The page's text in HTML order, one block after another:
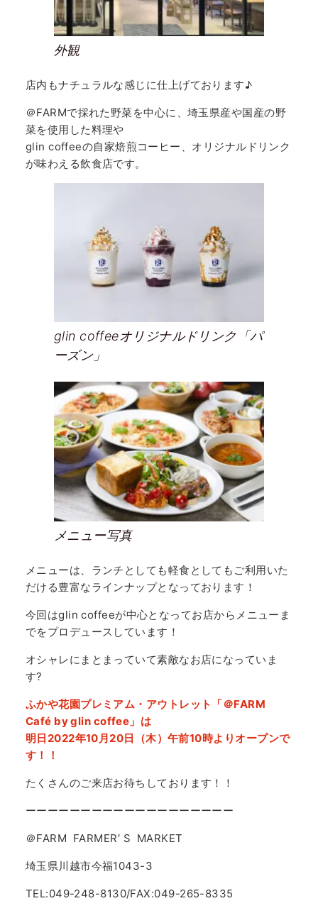
外観
店内もナチュラルな感じに仕上げております♪
＠FARMで採れた野菜を中心に、埼玉県産や国産の野
菜を使用した料理や
glin coffeeの自家焙煎コーヒー、オリジナルドリンク
が味わえる飲食店です。
glin coffeeオリジナルドリンク「パ
ーズン」
メニュー写真
メニューは、ランチとしても軽食としてもご利用いた
だける豊富なラインナップとなっております！
今回はglin coffeeが中心となってお店からメニューま
でをプロデュースしています！
オシャレにまとまっていて素敵なお店になっていま
す?
ふかや花園プレミアム・アウトレット「＠FARM
Café by glin coffee」は
明日2022年10月20日（木）午前10時よりオープンで
す！！
たくさんのご来店お待ちしております！！
ーーーーーーーーーーーーーーーーーーー
＠FARM FARMER′ S MARKET
埼玉県川越市今福1043-3
TEL:049-248-8130/FAX:049-265-8335